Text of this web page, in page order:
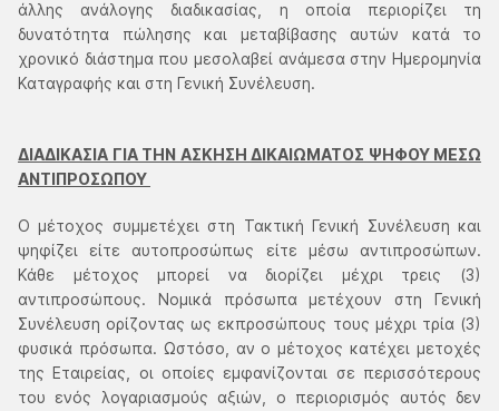
άλλης ανάλογης διαδικασίας, η οποία περιορίζει τη
δυνατότητα πώλησης και μεταβίβασης αυτών κατά το
χρονικό διάστημα που μεσολαβεί ανάμεσα στην Ημερομηνία
Καταγραφής και στη Γενική Συνέλευση.
ΔΙΑΔΙΚΑΣΙΑ ΓΙΑ ΤΗΝ ΑΣΚΗΣΗ ΔΙΚΑΙΩΜΑΤΟΣ ΨΗΦΟΥ ΜΕΣΩ
ΑΝΤΙΠΡΟΣΩΠΟΥ
Ο μέτοχος συμμετέχει στη Τακτική Γενική Συνέλευση και
ψηφίζει είτε αυτοπροσώπως είτε μέσω αντιπροσώπων.
Κάθε μέτοχος μπορεί να διορίζει μέχρι τρεις (3)
αντιπροσώπους. Νομικά πρόσωπα μετέχουν στη Γενική
Συνέλευση ορίζοντας ως εκπροσώπους τους μέχρι τρία (3)
φυσικά πρόσωπα. Ωστόσο, αν ο μέτοχος κατέχει μετοχές
της Εταιρείας, οι οποίες εμφανίζονται σε περισσότερους
του ενός λογαριασμούς αξιών, ο περιορισμός αυτός δεν